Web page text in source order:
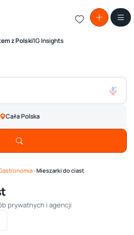
z Polski1G Insights
Cała Polska
›Mieszarki do ciast
prywatnych i agencji